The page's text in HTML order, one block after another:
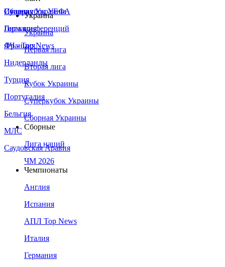
Сборная Украины
Италия
Германия
Франция
Нидерланды
Турция
Португалия
Бельгия
МЛС
Саудовская Аравия
Суперкубок УЕФА
Лига конференций
ЛЧ - Top News
Украина
Украина
Первая лига
Вторая лига
Кубок Украины
Суперкубок Украины
Сборная Украины
Сборные
Лига наций
ЧМ 2026
Чемпионаты
Англия
Испания
АПЛ Top News
Италия
Германия